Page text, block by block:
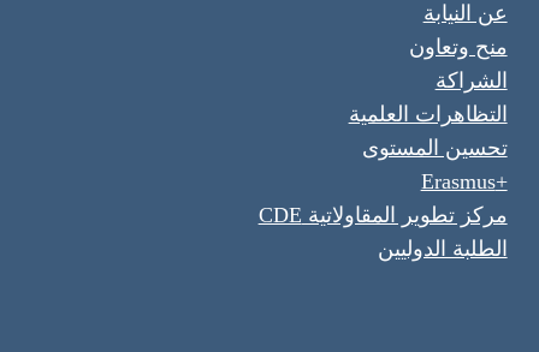
عن النيابة
منح وتعاون
الشراكة
التظاهرات العلمية
تحسين المستوى
+Erasmus
مركز تطوير المقاولاتية CDE
الطلبة الدوليين